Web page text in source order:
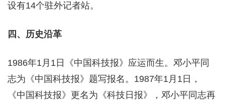
设有14个驻外记者站。
四、历史沿革
1986年1月1日《中国科技报》应运而生。邓小平同
志为《中国科技报》题写报名。1987年1月1日，
《中国科技报》更名为《科技日报》，邓小平同志再